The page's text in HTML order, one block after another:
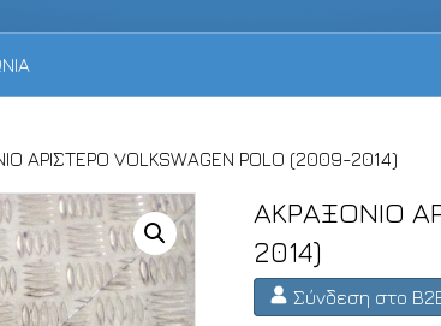
ΑΡΙΣΤΕΡΟ VOLKSWAGEN POLO (2009-2014)
ΑΚΡΑΞΟΝΙΟ
2014)
Σύνδεση στο